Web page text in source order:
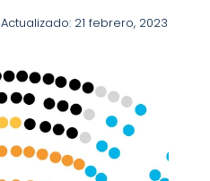
Actualizado: 21 febrero, 2023